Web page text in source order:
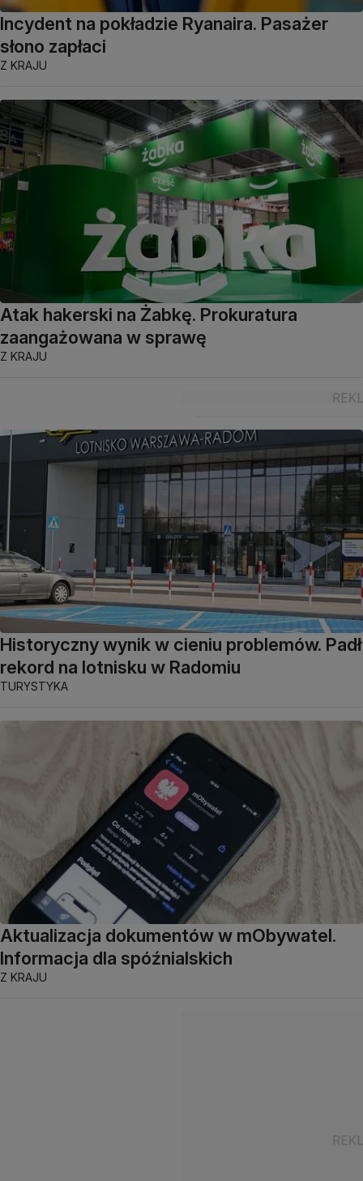
Incydent na pokładzie Ryanaira. Pasażer
słono zapłaci
Z KRAJU
Atak hakerski na Żabkę. Prokuratura
zaangażowana w sprawę
Z KRAJU
Historyczny wynik w cieniu problemów. Padł
rekord na lotnisku w Radomiu
TURYSTYKA
Aktualizacja dokumentów w mObywatel.
Informacja dla spóźnialskich
Z KRAJU